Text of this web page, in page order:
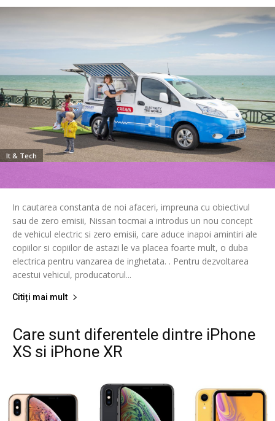
It & Tech
In cautarea constanta de noi afaceri, impreuna cu obiectivul
sau de zero emisii, Nissan tocmai a introdus un nou concept
de vehicul electric si zero emisii, care aduce inapoi amintiri ale
copiilor si copiilor de astazi le va placea foarte mult, o duba
electrica pentru vanzarea de inghetata. . Pentru dezvoltarea
acestui vehicul, producatorul...
Citiți mai mult
Care sunt diferentele dintre iPhone
XS si iPhone XR